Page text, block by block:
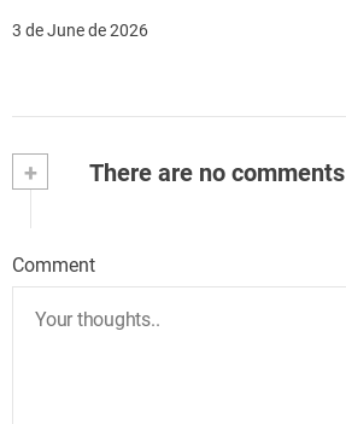
3 de June de 2026
+ There are no comments
Comment